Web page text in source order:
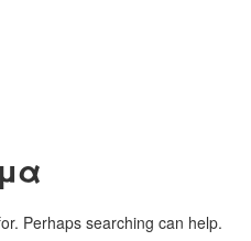
Perhaps searching can help.